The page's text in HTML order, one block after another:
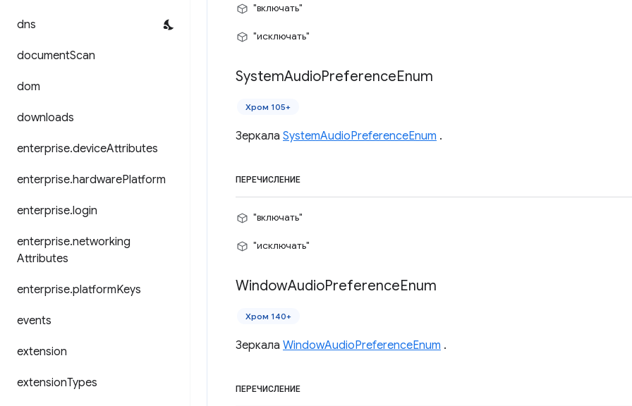
dns
documentScan
dom
downloads
enterprise.deviceAttributes
enterprise.hardwarePlatform
enterprise.login
enterprise.networking
Attributes
enterprise.platformKeys
events
extension
extensionTypes
"включать"
"исключать"
SystemAudioPreferenceEnum
Хром 105+
Зеркала SystemAudioPreferenceEnum .
ПЕРЕЧИСЛЕНИЕ
"включать"
"исключать"
WindowAudioPreferenceEnum
Хром 140+
Зеркала WindowAudioPreferenceEnum .
ПЕРЕЧИСЛЕНИЕ